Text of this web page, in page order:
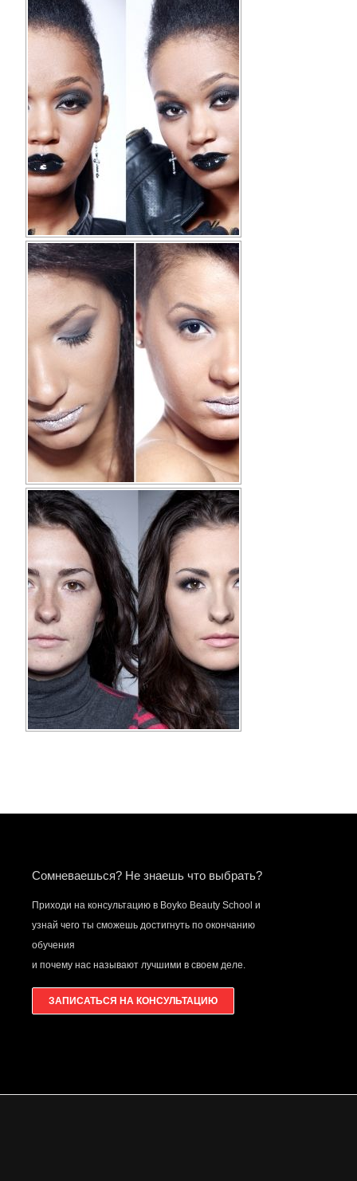
Сомневаешься? Не знаешь что выбрать?
Приходи на консультацию в Boyko Beauty School и
узнай чего ты сможешь достигнуть по окончанию
обучения
и почему нас называют лучшими в своем деле.
ЗАПИСАТЬСЯ НА КОНСУЛЬТАЦИЮ